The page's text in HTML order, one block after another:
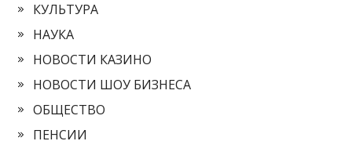
КУЛЬТУРА
НАУКА
НОВОСТИ КАЗИНО
НОВОСТИ ШОУ БИЗНЕСА
ОБЩЕСТВО
ПЕНСИИ